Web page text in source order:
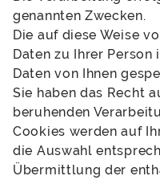
genannten Zwecken.
Die auf diese Weise
Daten zu Ihrer
Daten von Ihnen
Sie haben das Recht
beruhenden
Cookies werden auf
die Auswahl
Übermittlung der